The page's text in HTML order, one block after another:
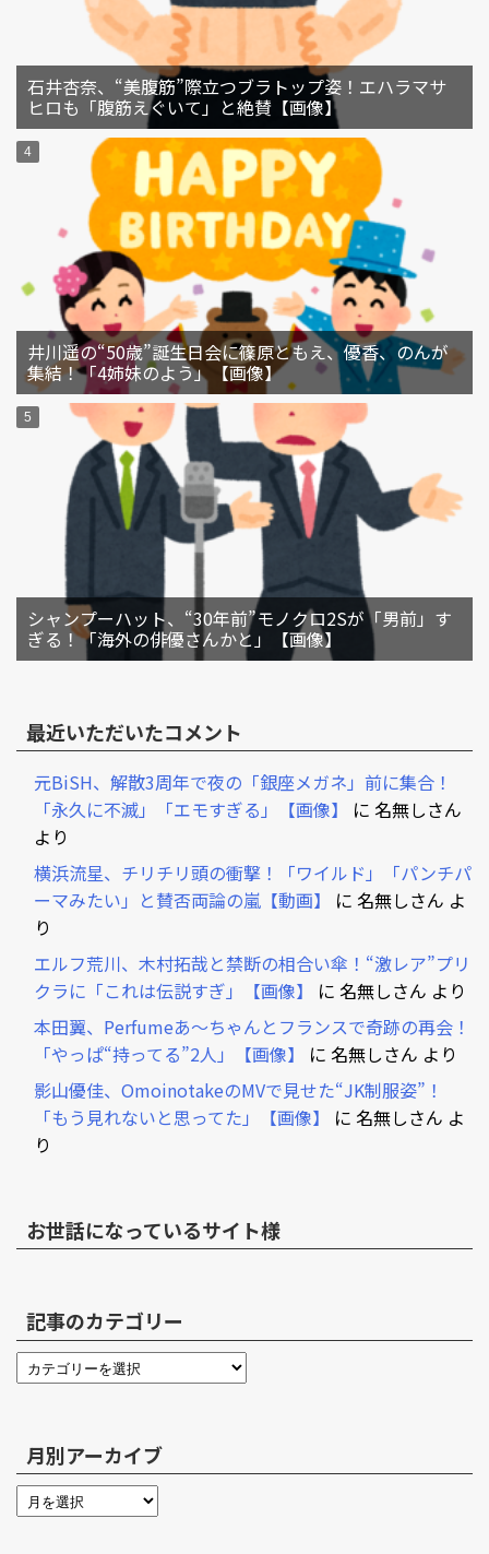
石井杏奈、“美腹筋”際立つブラトップ姿！エハラマサ
ヒロも「腹筋えぐいて」と絶賛【画像】
井川遥の“50歳”誕生日会に篠原ともえ、優香、のんが
集結！「4姉妹のよう」【画像】
シャンプーハット、“30年前”モノクロ2Sが「男前」す
ぎる！「海外の俳優さんかと」【画像】
最近いただいたコメント
元BiSH、解散3周年で夜の「銀座メガネ」前に集合！
「永久に不滅」「エモすぎる」【画像】
に 名無しさん
より
横浜流星、チリチリ頭の衝撃！「ワイルド」「パンチパ
ーマみたい」と賛否両論の嵐【動画】
に 名無しさん よ
り
エルフ荒川、木村拓哉と禁断の相合い傘！“激レア”プリ
クラに「これは伝説すぎ」【画像】
に 名無しさん より
本田翼、Perfumeあ～ちゃんとフランスで奇跡の再会！
「やっぱ“持ってる”2人」【画像】
に 名無しさん より
影山優佳、OmoinotakeのMVで見せた“JK制服姿”！
「もう見れないと思ってた」【画像】
に 名無しさん よ
り
お世話になっているサイト様
記事のカテゴリー
月別アーカイブ